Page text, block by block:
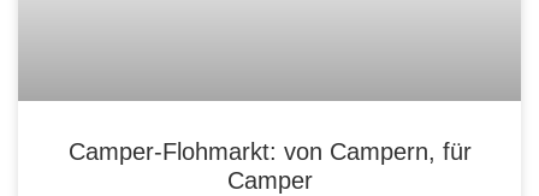
Camper-Flohmarkt: von Campern, für
Camper